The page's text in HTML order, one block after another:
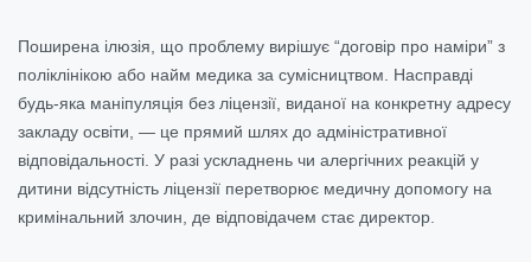
Поширена ілюзія, що проблему вирішує “договір про наміри” з
поліклінікою або найм медика за сумісництвом. Насправді
будь-яка маніпуляція без ліцензії, виданої на конкретну адресу
закладу освіти, — це прямий шлях до адміністративної
відповідальності. У разі ускладнень чи алергічних реакцій у
дитини відсутність ліцензії перетворює медичну допомогу на
кримінальний злочин, де відповідачем стає директор.